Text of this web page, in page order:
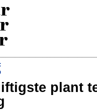
1 is uit de bestsellerlijst
gegooid. Want het is geen
plant